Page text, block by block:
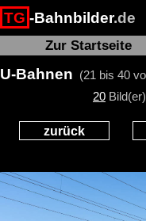
TG -Bahnbilder.de
Zur Startseite
U-Bahnen (21 bis 40
20
zurück